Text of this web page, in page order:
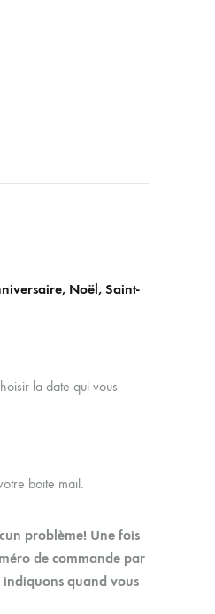
Noël, Saint-
la date qui vous
boite mail.
problème! Une fois
de commande par
indiquons quand vous